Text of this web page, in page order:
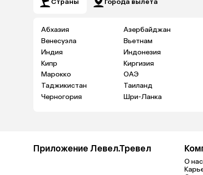
Страны Города вылета
Абхазия Азербайджан
Венесуэла
Вьетнам
Индия
Индонезия
Кипр
Киргизия
Марокко
ОАЭ
Таджикистан
Таиланд
Черногория
Шри-Ланка
Приложение Левел.Тревел
О нас